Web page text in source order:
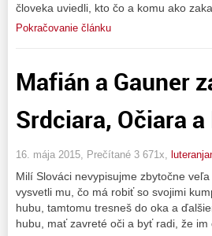
človeka uviedli, kto čo a komu ako
Pokračovanie článku
Mafián a Gauner
Srdciara, Očiara
16. mája 2015, Prečítané 3 671x,
Milí Slováci nevypisujme zbytočne
vysvetli mu, čo má robiť so svojimi
hubu, tamtomu tresneš do oka a
hubu, mať zavreté oči a byť radi, že